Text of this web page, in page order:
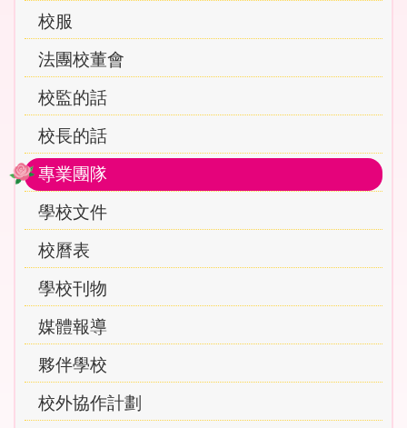
校服
法團校董會
校監的話
校長的話
專業團隊
學校文件
校曆表
學校刊物
媒體報導
夥伴學校
校外協作計劃